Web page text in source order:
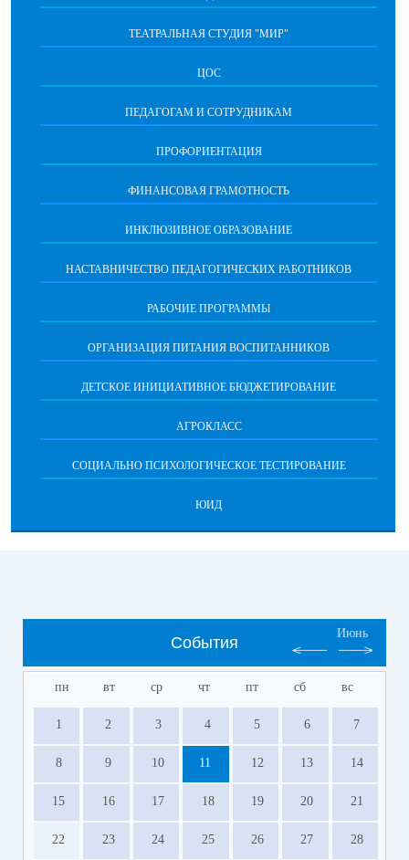
ТЕАТРАЛЬНАЯ СТУДИЯ "МИР"
ЦОС
ПЕДАГОГАМ И СОТРУДНИКАМ
ПРОФОРИЕНТАЦИЯ
ФИНАНСОВАЯ ГРАМОТНОСТЬ
ИНКЛЮЗИВНОЕ ОБРАЗОВАНИЕ
НАСТАВНИЧЕСТВО ПЕДАГОГИЧЕСКИХ РАБОТНИКОВ
РАБОЧИЕ ПРОГРАММЫ
ОРГАНИЗАЦИЯ ПИТАНИЯ ВОСПИТАННИКОВ
ДЕТСКОЕ ИНИЦИАТИВНОЕ БЮДЖЕТИРОВАНИЕ
АГРОКЛАСС
СОЦИАЛЬНО ПСИХОЛОГИЧЕСКОЕ ТЕСТИРОВАНИЕ
ЮИД
События
Июнь
пн вт ср чт пт сб вс
1 2 3 4 5 6 7
8 9 10 11 12 13 14
15 16 17 18 19 20 21
22 23 24 25 26 27 28